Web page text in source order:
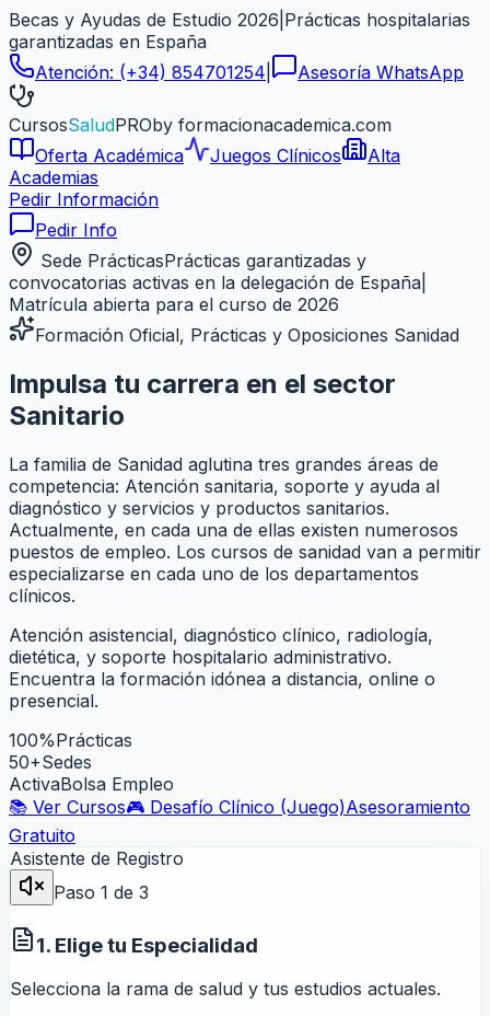
Becas y Ayudas de Estudio 2026 Prácticas hospitalarias
garantizadas en España
Atención: (+34) 854701254 Asesoría WhatsApp
CursosSaludPROby formacionacademica.com
Oferta Académica
Juegos Clínicos
Alta
Academias
Pedir Información
Pedir Info
Sede PrácticasPrácticas garantizadas y
convocatorias activas en la delegación de España
Matrícula abierta para el curso de 2026
Formación Oficial, Prácticas y Oposiciones Sanidad
Impulsa tu carrera en el sector
Sanitario
La familia de Sanidad aglutina tres grandes áreas de
competencia: Atención sanitaria, soporte y ayuda al
diagnóstico y servicios y productos sanitarios.
Actualmente, en cada una de ellas existen numerosos
puestos de empleo. Los cursos de sanidad van a permitir
especializarse en cada uno de los departamentos
clínicos.
Atención asistencial, diagnóstico clínico, radiología,
dietética, y soporte hospitalario administrativo.
Encuentra la formación idónea a distancia, online o
presencial.
100%Prácticas
50+Sedes
ActivaBolsa Empleo
📚 Ver Cursos🎮 Desafío Clínico (Juego)Asesoramiento
Gratuito
Asistente de Registro
Paso 1 de 3
1. Elige tu Especialidad
Selecciona la rama de salud y tus estudios actuales.